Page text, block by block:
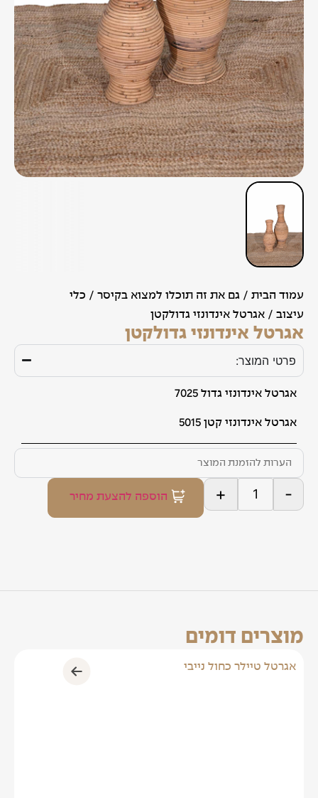
עמוד הבית / גם את זה תוכלו למצוא בקיסר / כלי
עיצוב / אגרטל אינדונזי גדולקטן
אגרטל אינדונזי גדולקטן
פרטי המוצר:
אגרטל אינדונזי גדול 7025
אגרטל אינדונזי קטן 5015
-
+ הוספה להצעת מחיר
מוצרים דומים
אגרטל טיילר כחול נייבי